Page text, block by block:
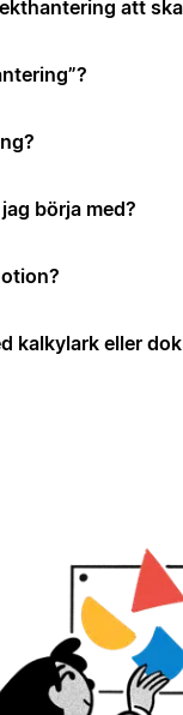
att
börja med?
kalkylark eller